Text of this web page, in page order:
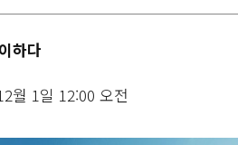
하다
월 1일 12:00 오전